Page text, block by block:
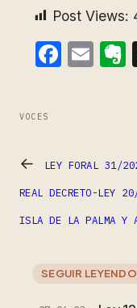
Post Views:
VOCES
← LEY FORAL 31/
REAL DECRETO-LEY
ISLA DE LA PALMA Y
SEGUIR LEYENDO